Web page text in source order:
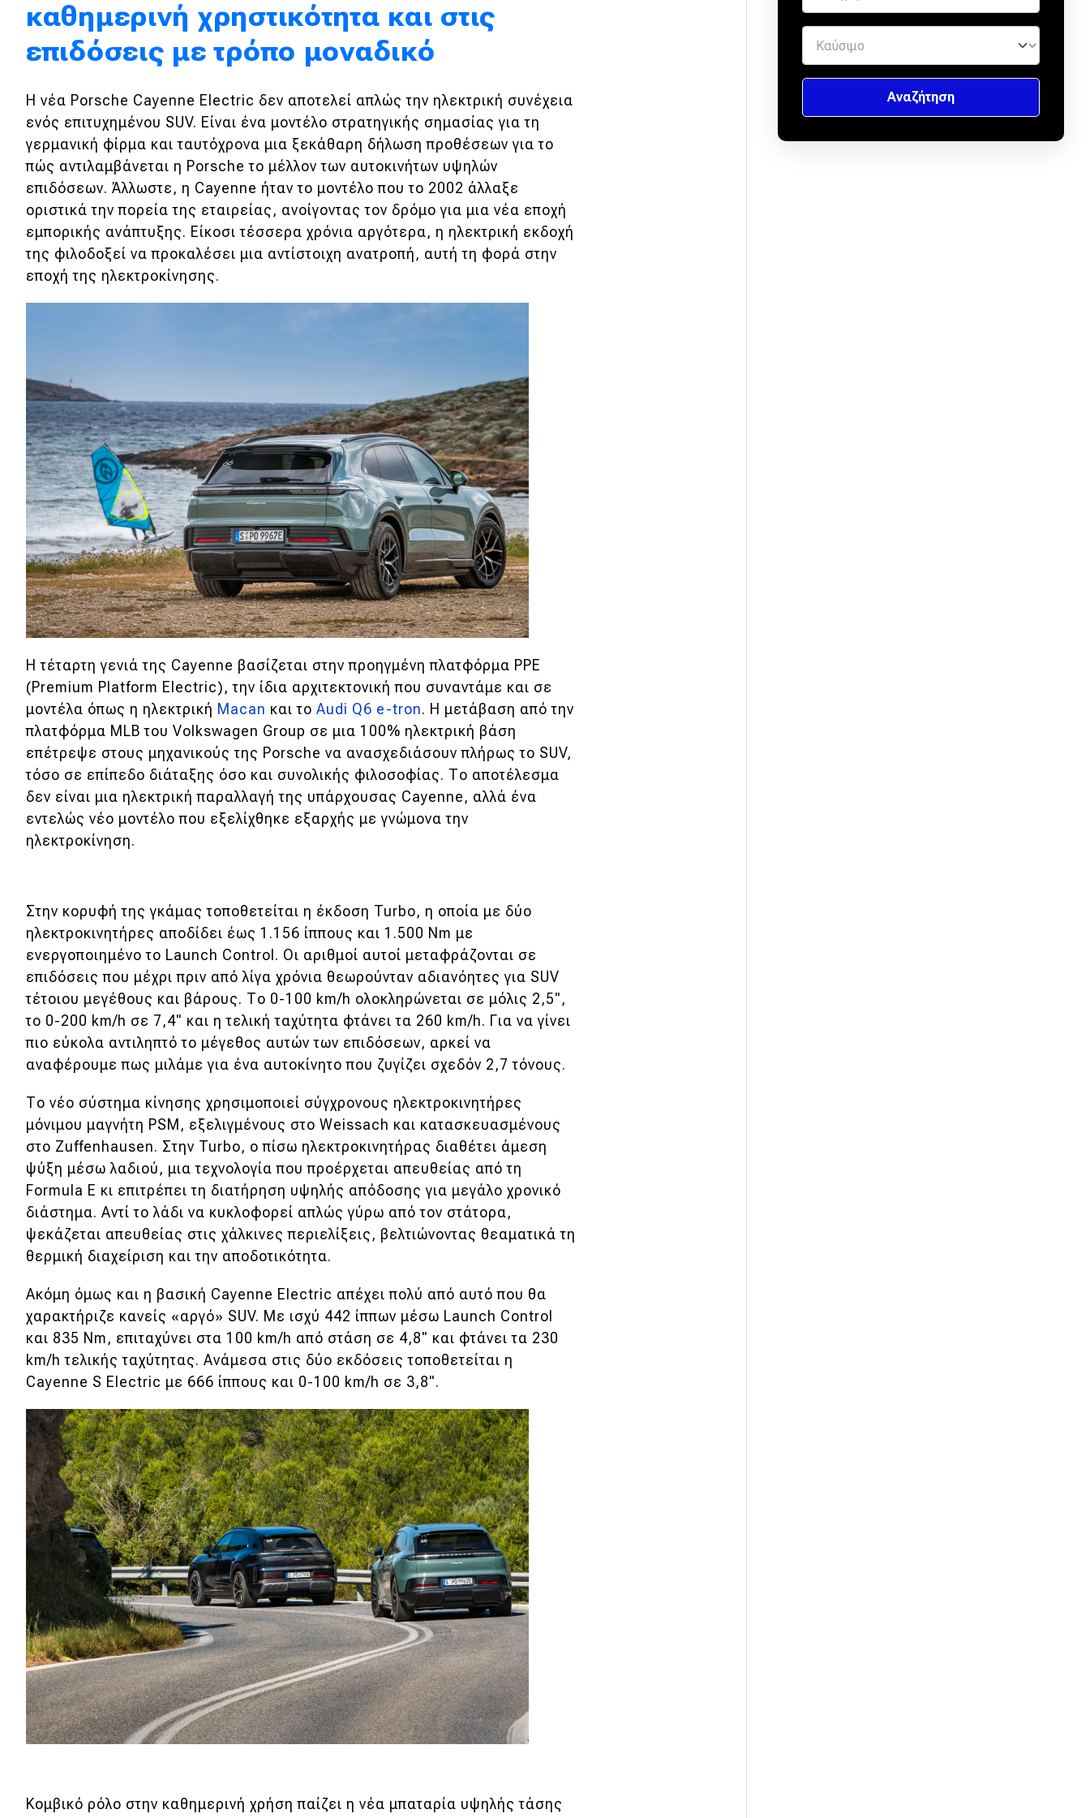
Κόσμος
Τεχνολογία
Αγορά
Απόψεις
Test Drive
Δοκιμή
Αποστολή
Συγκρίνουμε
Formula 1
WRC
Motorsport
Eco
Νέα
Τεχνολογία
Mobility
Σταθμοί φόρτισης
Classic
Νέα
Παρουσιάσεις
DRIVE Away
Μεταχειρισμένο
Οδηγός αγοράς
Συμβουλές
Χρηστικά
Συμβουλές
ΚΤΕΟ
Οδική βοήθεια
eDRIVE
DRIVE USED
καθημερινή χρηστικότητα και στις
επιδόσεις με τρόπο μοναδικό
Η νέα Porsche Cayenne Electric δεν αποτελεί απλώς την ηλεκτρική συνέχεια
ενός επιτυχημένου SUV. Είναι ένα μοντέλο στρατηγικής σημασίας για τη
γερμανική φίρμα και ταυτόχρονα μια ξεκάθαρη δήλωση προθέσεων για το
πώς αντιλαμβάνεται η Porsche το μέλλον των αυτοκινήτων υψηλών
επιδόσεων. Άλλωστε, η Cayenne ήταν το μοντέλο που το 2002 άλλαξε
οριστικά την πορεία της εταιρείας, ανοίγοντας τον δρόμο για μια νέα εποχή
εμπορικής ανάπτυξης. Είκοσι τέσσερα χρόνια αργότερα, η ηλεκτρική εκδοχή
της φιλοδοξεί να προκαλέσει μια αντίστοιχη ανατροπή, αυτή τη φορά στην
εποχή της ηλεκτροκίνησης.
Η τέταρτη γενιά της Cayenne βασίζεται στην προηγμένη πλατφόρμα PPE
(Premium Platform Electric), την ίδια αρχιτεκτονική που συναντάμε και σε
μοντέλα όπως η ηλεκτρική Macan και το Audi Q6 e-tron. Η μετάβαση από την
πλατφόρμα MLB του Volkswagen Group σε μια 100% ηλεκτρική βάση
επέτρεψε στους μηχανικούς της Porsche να ανασχεδιάσουν πλήρως το SUV,
τόσο σε επίπεδο διάταξης όσο και συνολικής φιλοσοφίας. Το αποτέλεσμα
δεν είναι μια ηλεκτρική παραλλαγή της υπάρχουσας Cayenne, αλλά ένα
εντελώς νέο μοντέλο που εξελίχθηκε εξαρχής με γνώμονα την
ηλεκτροκίνηση.
Στην κορυφή της γκάμας τοποθετείται η έκδοση Turbo, η οποία με δύο
ηλεκτροκινητήρες αποδίδει έως 1.156 ίππους και 1.500 Nm με
ενεργοποιημένο το Launch Control. Οι αριθμοί αυτοί μεταφράζονται σε
επιδόσεις που μέχρι πριν από λίγα χρόνια θεωρούνταν αδιανόητες για SUV
τέτοιου μεγέθους και βάρους. Το 0-100 km/h ολοκληρώνεται σε μόλις 2,5",
το 0-200 km/h σε 7,4" και η τελική ταχύτητα φτάνει τα 260 km/h. Για να γίνει
πιο εύκολα αντιληπτό το μέγεθος αυτών των επιδόσεων, αρκεί να
αναφέρουμε πως μιλάμε για ένα αυτοκίνητο που ζυγίζει σχεδόν 2,7 τόνους.
Το νέο σύστημα κίνησης χρησιμοποιεί σύγχρονους ηλεκτροκινητήρες
μόνιμου μαγνήτη PSM, εξελιγμένους στο Weissach και κατασκευασμένους
στο Zuffenhausen. Στην Turbo, ο πίσω ηλεκτροκινητήρας διαθέτει άμεση
ψύξη μέσω λαδιού, μια τεχνολογία που προέρχεται απευθείας από τη
Formula E κι επιτρέπει τη διατήρηση υψηλής απόδοσης για μεγάλο χρονικό
διάστημα. Αντί το λάδι να κυκλοφορεί απλώς γύρω από τον στάτορα,
ψεκάζεται απευθείας στις χάλκινες περιελίξεις, βελτιώνοντας θεαματικά τη
θερμική διαχείριση και την αποδοτικότητα.
Ακόμη όμως και η βασική Cayenne Electric απέχει πολύ από αυτό που θα
χαρακτήριζε κανείς «αργό» SUV. Με ισχύ 442 ίππων μέσω Launch Control
και 835 Nm, επιταχύνει στα 100 km/h από στάση σε 4,8" και φτάνει τα 230
km/h τελικής ταχύτητας. Ανάμεσα στις δύο εκδόσεις τοποθετείται η
Cayenne S Electric με 666 ίππους και 0-100 km/h σε 3,8".
Κομβικό ρόλο στην καθημερινή χρήση παίζει η νέα μπαταρία υψηλής τάσης